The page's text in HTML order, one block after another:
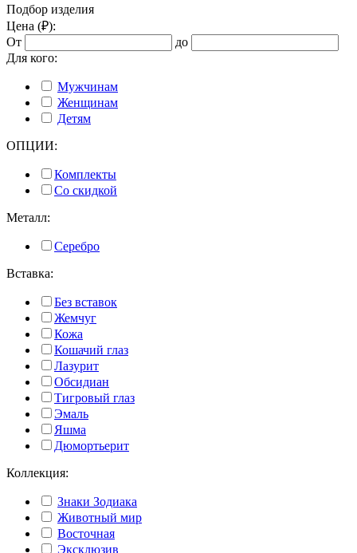
Подбор изделия
Цена (₽):
От
до
Для кого:
Мужчинам
Женщинам
Детям
ОПЦИИ:
Комплекты
Со скидкой
Металл:
Серебро
Вставка:
Без вставок
Жемчуг
Кожа
Кошачий глаз
Лазурит
Обсидиан
Тигровый глаз
Эмаль
Яшма
Дюмортьерит
Коллекция:
Знаки Зодиака
Животный мир
Восточная
Эксклюзив